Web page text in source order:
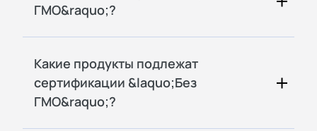
ГМО&raquo;?
Какие продукты подлежат
сертификации &laquo;Без
ГМО&raquo;?